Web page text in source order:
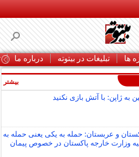
ها تبلیغات در بیتوته درباره ما
به ژاپن: با آتش بازی نکنید
و عربستان: حمله به یکی یعنی حمله به
وزارت خارجه پاکستان در خصوص پیمان
بیشتر